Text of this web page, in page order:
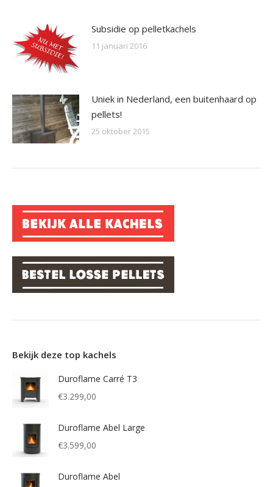
Subsidie op pelletkachels
11 januari 2016
Uniek in Nederland, een buitenhaard op
pellets!
25 oktober 2015
Bekijk deze top kachels
Duroflame Carré T3
€3.299,00
Duroflame Abel Large
€3.599,00
Duroflame Abel